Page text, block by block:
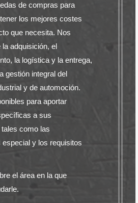
de compras para
los mejores costes
que necesita. Nos
adquisición, el
la logística y la entrega,
gestión integral del
y de automoción.
para aportar
a sus
como las
especial y los requisitos
el área en la que